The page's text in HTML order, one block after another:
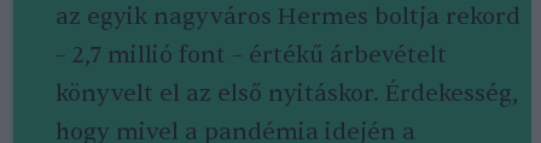
az egyik nagyváros Hermes boltja rekord
– 2,7 millió font – értékű árbevételt
könyvelt el az első nyitáskor. Érdekesség,
hogy mivel a pandémia idején a